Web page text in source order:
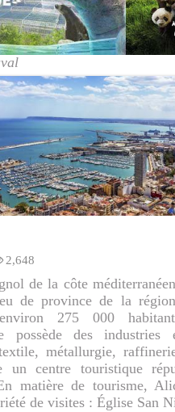
2,648
de la côte
de province de la
275 000
possède des
métallurgie,
un centre touristique
matière de tourisme,
de visites : Église San